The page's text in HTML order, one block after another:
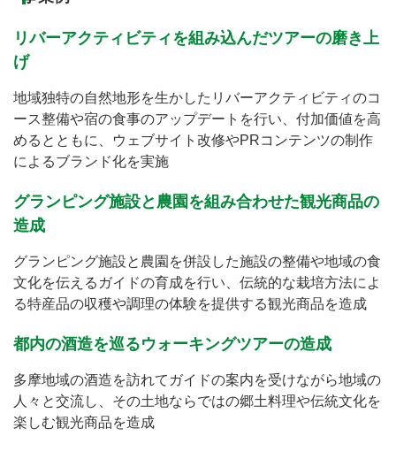
リバーアクティビティを組み込んだツアーの磨き上
げ
地域独特の自然地形を生かしたリバーアクティビティのコ
ース整備や宿の食事のアップデートを行い、付加価値を高
めるとともに、ウェブサイト改修やPRコンテンツの制作
によるブランド化を実施
グランピング施設と農園を組み合わせた観光商品の
造成
グランピング施設と農園を併設した施設の整備や地域の食
文化を伝えるガイドの育成を行い、伝統的な栽培方法によ
る特産品の収穫や調理の体験を提供する観光商品を造成
都内の酒造を巡るウォーキングツアーの造成
多摩地域の酒造を訪れてガイドの案内を受けながら地域の
人々と交流し、その土地ならではの郷土料理や伝統文化を
楽しむ観光商品を造成